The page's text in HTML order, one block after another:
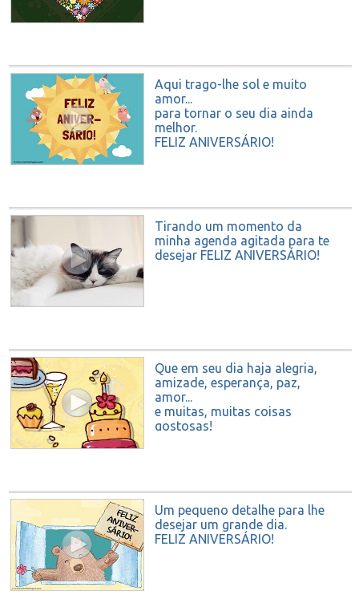
Aqui trago-lhe sol e muito
amor...
para tornar o seu dia ainda
melhor.
FELIZ ANIVERSÁRIO!
Tirando um momento da
minha agenda agitada para te
desejar FELIZ ANIVERSÁRIO!
Que em seu dia haja alegria,
amizade, esperança, paz,
amor...
e muitas, muitas coisas
gostosas!
Um pequeno detalhe para lhe
desejar um grande dia.
FELIZ ANIVERSÁRIO!